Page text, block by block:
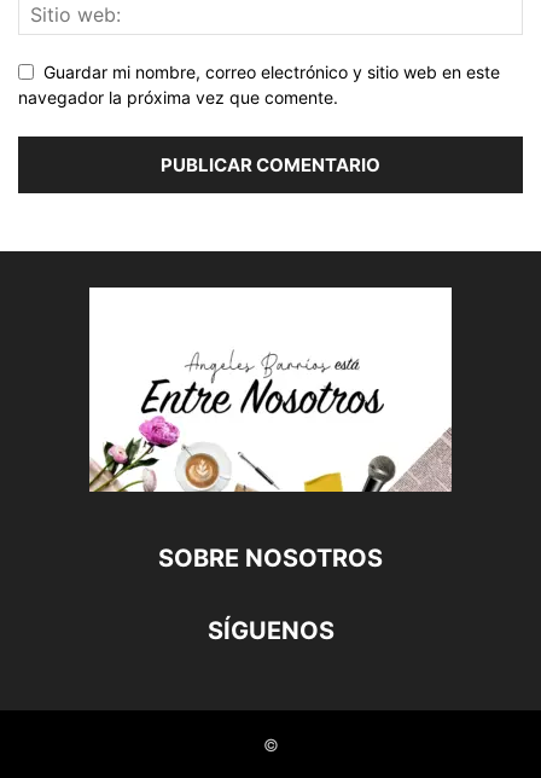
Guardar mi nombre, correo electrónico y sitio web en este
navegador la próxima vez que comente.
SOBRE NOSOTROS
SÍGUENOS
©